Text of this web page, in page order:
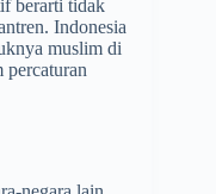
berarti tidak
Indonesia
muslim di
percaturan